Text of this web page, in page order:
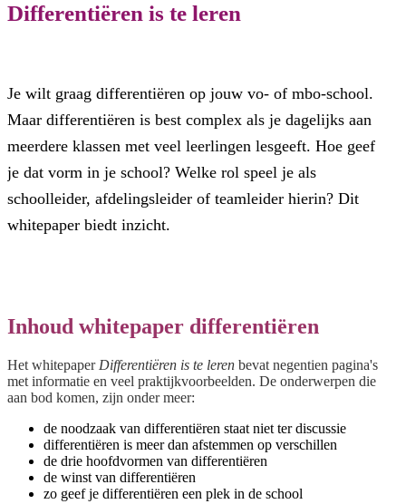
Differentiëren is te leren
Je wilt graag differentiëren op jouw vo- of mbo-school.
Maar differentiëren is best complex als je dagelijks aan
meerdere klassen met veel leerlingen lesgeeft. Hoe geef
je dat vorm in je school? Welke rol speel je als
schoolleider, afdelingsleider of teamleider hierin? Dit
whitepaper biedt inzicht.
Inhoud whitepaper differentiëren
Het whitepaper Differentiëren is te leren bevat negentien pagina's
met informatie en veel praktijkvoorbeelden. De onderwerpen die
aan bod komen, zijn onder meer:
de noodzaak van differentiëren staat niet ter discussie
differentiëren is meer dan afstemmen op verschillen
de drie hoofdvormen van differentiëren
de winst van differentiëren
zo geef je differentiëren een plek in de school